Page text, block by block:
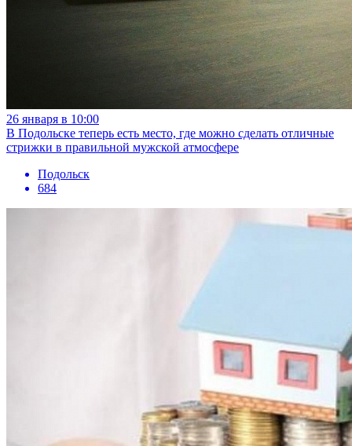
26 января в 10:00
В Подольске теперь есть место, где можно сделать отличные
стрижки в правильной мужской атмосфере
Подольск
684